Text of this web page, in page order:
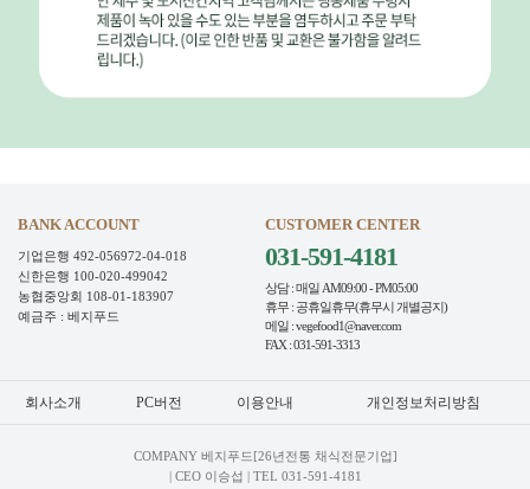
BANK ACCOUNT
기업은행 492-056972-04-018
신한은행 100-020-499042
농협중앙회 108-01-183907
예금주 : 베지푸드
CUSTOMER CENTER
031-591-4181
상담 : 매일 AM09:00 - PM05:00
휴무 : 공휴일휴무(휴무시 개별공지)
메일 : vegefood1@naver.com
FAX : 031-591-3313
회사소개 PC버전 이용안내 개인정보처리방침
COMPANY 베지푸드[26년전통 채식전문기업]
| CEO 이승섭 | TEL 031-591-4181